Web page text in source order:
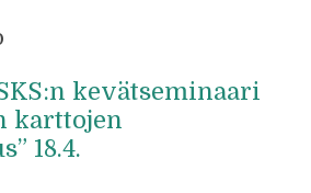
kevätseminaari
karttojen
18.4.